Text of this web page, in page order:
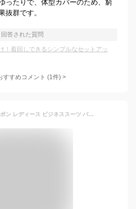
ったりで、体型カバーのため、窮
抜群です。
回答された質問
！着回しできるシンプルなセットアッ
すすめコメント (1件) >
最大2000円OFFクーポン レディース ビジネススーツ パンツスーツ オフィスカジュアル 仕事服 就活 新卒 面接 営業 リクルート 通勤 小さいサイズ 7号 美脚 2ボトム フリルブラウス 4点セット オフィス フォーマル 手洗い可能 【黒ストライプ】317(AM10-8/2F1Y3)